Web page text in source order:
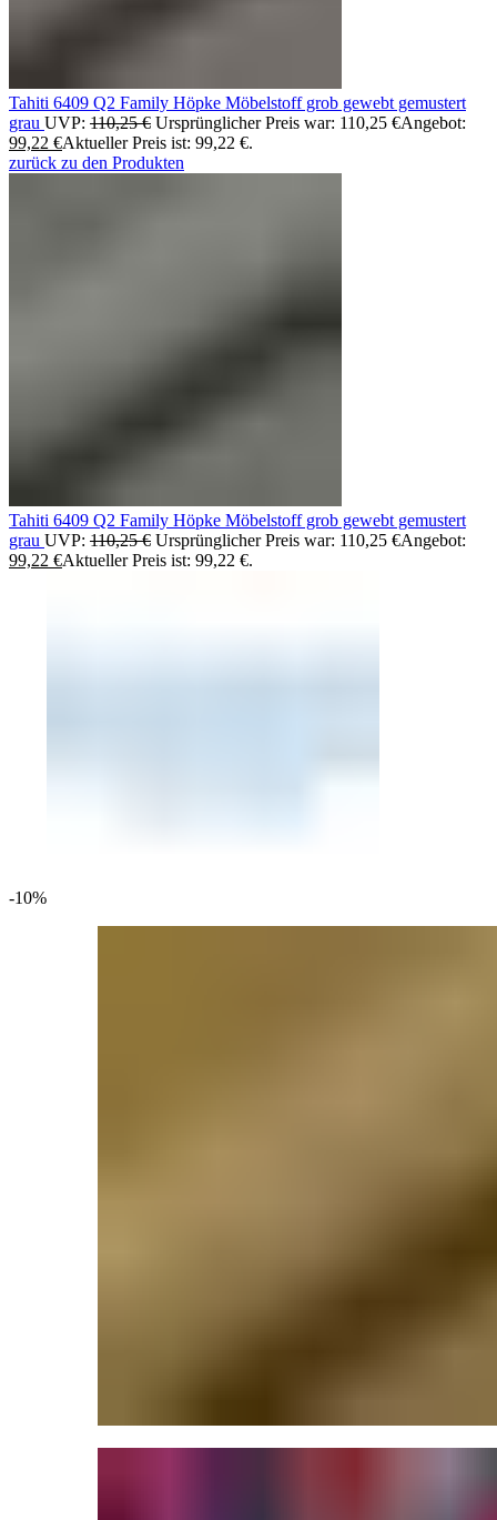
Tahiti 6409 Q2 Family Höpke Möbelstoff grob gewebt gemustert
grau UVP: 110,25€ Ursprünglicher Preis war: 110,25 €Angebot:
99,22 €Aktueller Preis ist: 99,22 €.
zurück zu den Produkten
Tahiti 6409 Q2 Family Höpke Möbelstoff grob gewebt gemustert
grau UVP: 110,25€ Ursprünglicher Preis war: 110,25 €Angebot:
99,22 €Aktueller Preis ist: 99,22 €.
-10%